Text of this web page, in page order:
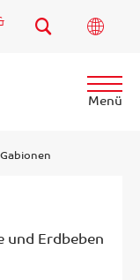
Menü
und Erdbeben